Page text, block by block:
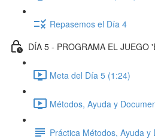
Repasemos el Día 4
DÍA 5 - PROGRAMA EL JUEGO
Meta del Día 5 (1:24)
Métodos, Ayuda y
Práctica Métodos, Ayuda y